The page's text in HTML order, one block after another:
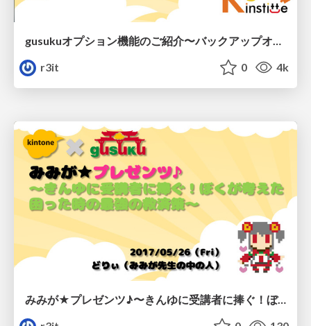
gusukuオプション機能のご紹介〜バックアップオプション〜/r3gusuku-backup
r3it
0 4k
みみが★プレゼンツ♪〜きんゆに受講者に捧ぐ！ぼくが考えた困った時の最強の救済策〜/kinuni-meetup_vol3